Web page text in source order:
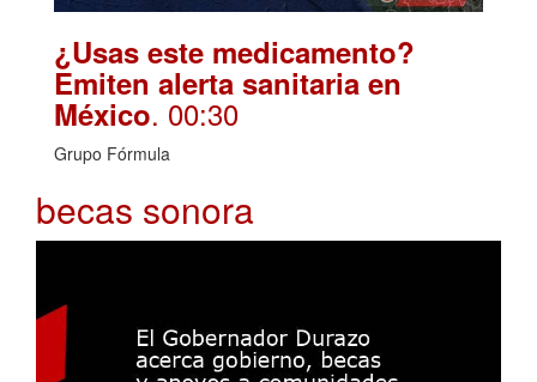
¿Usas este medicamento?
Emiten alerta sanitaria en
México. 00:30
Grupo Fórmula
becas sonora